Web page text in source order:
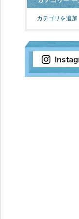
カテゴリを追加